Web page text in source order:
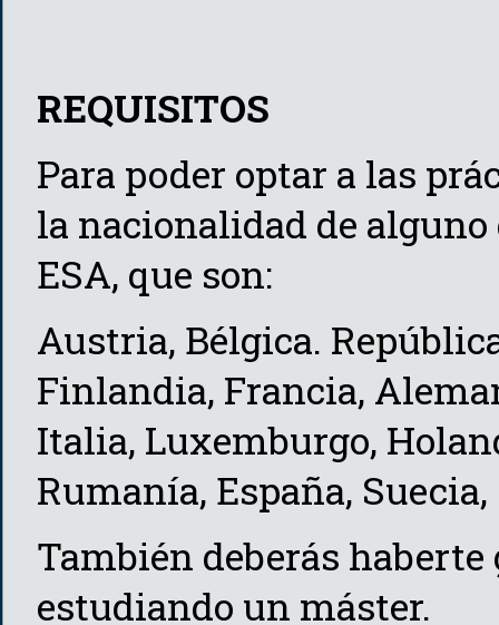
REQUISITOS
Para poder optar a las
la nacionalidad de
ESA, que son:
Austria, Bélgica.
Finlandia, Francia,
Italia, Luxemburgo,
Rumanía, España,
También deberás
estudiando un máster.